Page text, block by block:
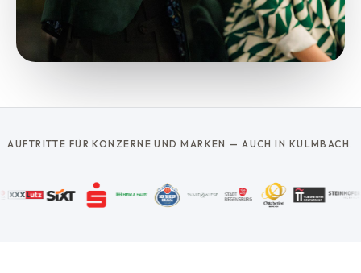
AUFTRITTE FÜR KONZERNE UND MARKEN — AUCH IN KULMBACH.